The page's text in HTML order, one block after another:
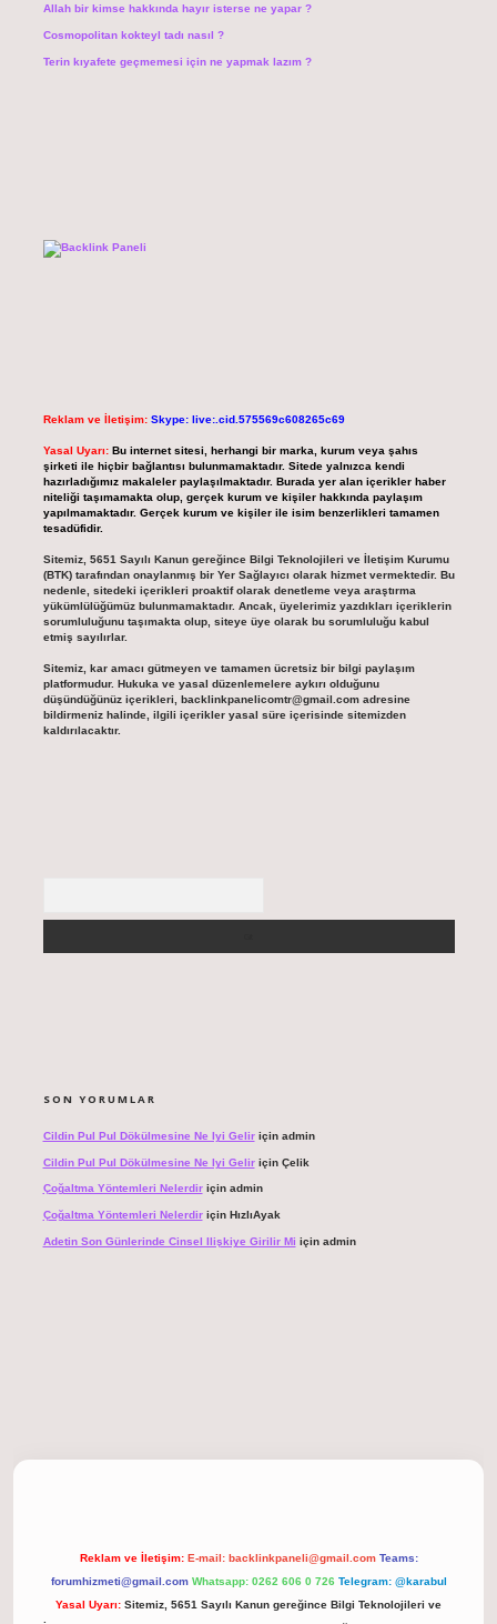
Allah bir kimse hakkında hayır isterse ne yapar ?
Cosmopolitan kokteyl tadı nasıl ?
Terin kıyafete geçmemesi için ne yapmak lazım ?
Reklam ve İletişim: Skype: live:.cid.575569c608265c69
Yasal Uyarı: Bu internet sitesi, herhangi bir marka, kurum veya şahıs
şirketi ile hiçbir bağlantısı bulunmamaktadır. Sitede yalnızca kendi
hazırladığımız makaleler paylaşılmaktadır. Burada yer alan içerikler haber
niteliği taşımamakta olup, gerçek kurum ve kişiler hakkında paylaşım
yapılmamaktadır. Gerçek kurum ve kişiler ile isim benzerlikleri tamamen
tesadüfidir.
Sitemiz, 5651 Sayılı Kanun gereğince Bilgi Teknolojileri ve İletişim Kurumu
(BTK) tarafından onaylanmış bir Yer Sağlayıcı olarak hizmet vermektedir. Bu
nedenle, sitedeki içerikleri proaktif olarak denetleme veya araştırma
yükümlülüğümüz bulunmamaktadır. Ancak, üyelerimiz yazdıkları içeriklerin
sorumluluğunu taşımakta olup, siteye üye olarak bu sorumluluğu kabul
etmiş sayılırlar.
Sitemiz, kar amacı gütmeyen ve tamamen ücretsiz bir bilgi paylaşım
platformudur. Hukuka ve yasal düzenlemelere aykırı olduğunu
düşündüğünüz içerikleri, backlinkpanelicomtr@gmail.comadresine
bildirmeniz halinde, ilgili içerikler yasal süre içerisinde sitemizden
kaldırılacaktır.
SON YORUMLAR
Cildin Pul Pul Dökülmesine Ne Iyi Geliriçin admin
Cildin Pul Pul Dökülmesine Ne Iyi Geliriçin Çelik
Çoğaltma Yöntemleri Nelerdiriçin admin
Çoğaltma Yöntemleri Nelerdiriçin HızlıAyak
Adetin Son Günlerinde Cinsel Ilişkiye Girilir Mi için admin
Reklam ve İletişim: E-mail: backlinkpaneli@gmail.com Teams:
forumhizmeti@gmail.com Whatsapp: 0262 606 0 726 Telegram: @karabul
Yasal Uyarı: Sitemiz, 5651 Sayılı Kanun gereğince Bilgi Teknolojileri ve